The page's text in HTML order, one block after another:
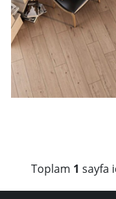
Toplam 1 sayfa